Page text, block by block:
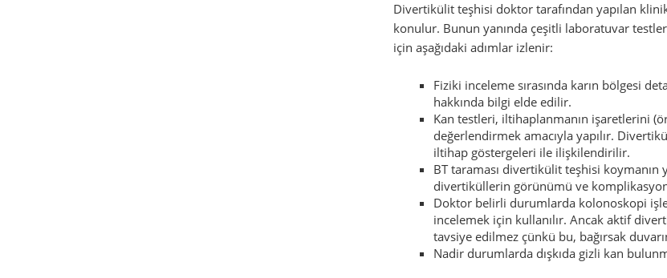
Divertikülit teşhisi doktor tarafından yapılan
konulur. Bunun yanında çeşitli laboratuvar
için aşağıdaki adımlar izlenir:
Fiziki inceleme sırasında karın bölgesi
hakkında bilgi elde edilir.
Kan testleri, iltihaplanmanın işaretlerini
değerlendirmek amacıyla yapılır.
iltihap göstergeleri ile ilişkilendirilir.
BT taraması divertikülit teşhisi
divertiküllerin görünümü ve
Doktor belirli durumlarda kolonoskopi
incelemek için kullanılır. Ancak aktif
tavsiye edilmez çünkü bu, bağırsak
Nadir durumlarda dışkıda gizli kan